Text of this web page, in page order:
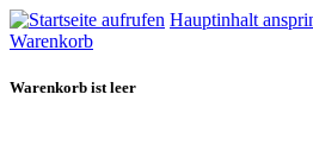
Hauptinhalt
Warenkorb
Warenkorb ist leer